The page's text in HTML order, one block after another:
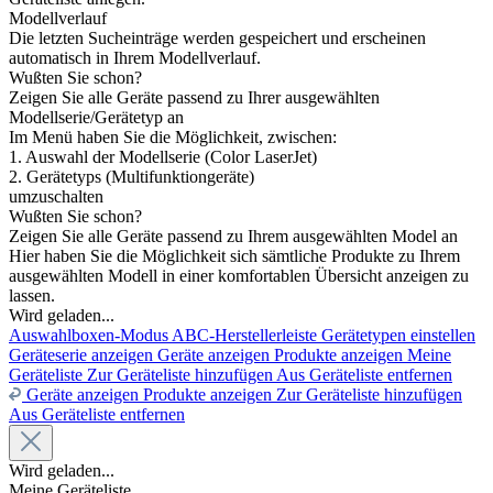
Modellverlauf
Die letzten Sucheinträge werden gespeichert und erscheinen
automatisch in Ihrem Modellverlauf.
Wußten Sie schon?
Zeigen Sie alle Geräte passend zu Ihrer ausgewählten
Modellserie/Gerätetyp an
Im Menü haben Sie die Möglichkeit, zwischen:
1. Auswahl der Modellserie (Color LaserJet)
2. Gerätetyps (Multifunktiongeräte)
umzuschalten
Wußten Sie schon?
Zeigen Sie alle Geräte passend zu Ihrem ausgewählten Model an
Hier haben Sie die Möglichkeit sich sämtliche Produkte zu Ihrem
ausgewählten Modell in einer komfortablen Übersicht anzeigen zu
lassen.
Wird geladen...
Auswahlboxen-Modus ABC-Herstellerleiste Gerätetypen einstellen
Geräteserie anzeigen Geräte anzeigen Produkte anzeigen Meine
Geräteliste Zur Geräteliste hinzufügen Aus Geräteliste entfernen
Geräte anzeigen Produkte anzeigen Zur Geräteliste hinzufügen
Aus Geräteliste entfernen
Wird geladen...